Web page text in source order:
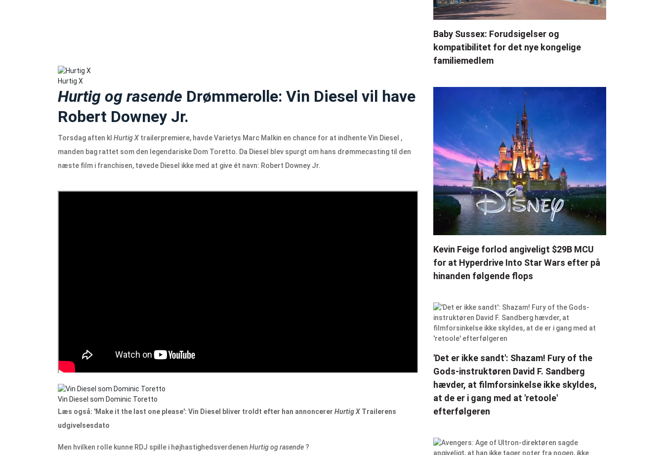
Hurtig X
Hurtig og rasende Drømmerolle: Vin Diesel vil have
Robert Downey Jr.
Torsdag aften kl Hurtig X trailerpremiere, havde Varietys Marc Malkin en chance for at indhente Vin Diesel ,
manden bag rattet som den legendariske Dom Toretto. Da Diesel blev spurgt om hans drømmecasting til den
næste film i franchisen, tøvede Diesel ikke med at give ét navn: Robert Downey Jr.
Vin Diesel som Dominic Toretto
Læs også: 'Make it the last one please': Vin Diesel bliver troldt efter han annoncerer Hurtig X Trailerens
udgivelsesdato
Men hvilken rolle kunne RDJ spille i højhastighedsverdenen Hurtig og rasende ?
Baby Sussex: Forudsigelser og
kompatibilitet for det nye kongelige
familiemedlem
Kevin Feige forlod angiveligt $29B MCU
for at Hyperdrive Into Star Wars efter på
hinanden følgende flops
'Det er ikke sandt': Shazam! Fury of the
Gods-instruktøren David F. Sandberg
hævder, at filmforsinkelse ikke skyldes,
at de er i gang med at 'retoole'
efterfølgeren